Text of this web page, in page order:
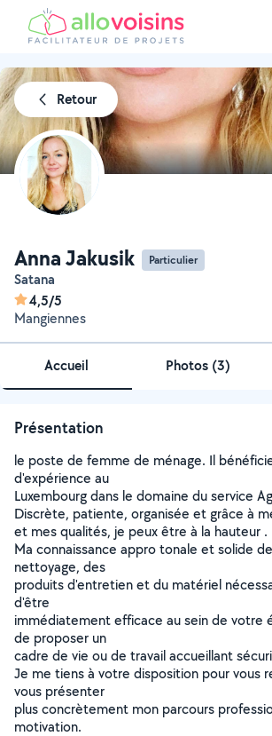
Retour
Anna Jakusik Particulier
Satana
4,5/5
Mangiennes
Accueil Photos (3)
Présentation
le poste de femme de ménage. Il
d'expérience au
Luxembourg dans le domaine du service
Discrète, patiente, organisée et grâce à
et mes qualités, je peux être à la hauteur .
Ma connaissance appro tonale et solide
nettoyage, des
produits d'entretien et du matériel
d'être
immédiatement efficace au sein de votre
de proposer un
cadre de vie ou de travail accueillant
Je me tiens à votre disposition pour vous
vous présenter
plus concrètement mon parcours
motivation.